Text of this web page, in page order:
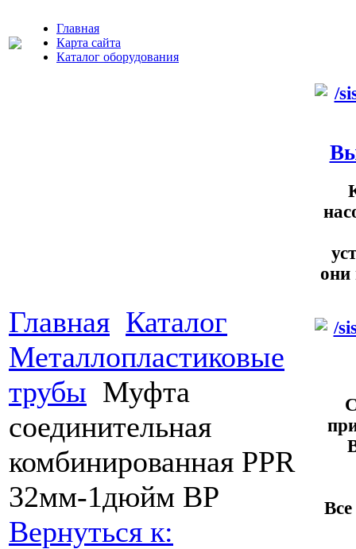
Главная
Карта сайта
Каталог оборудования
Главная Каталог
Металлопластиковые
трубы Муфта
соединительная
комбинированная PPR
32мм-1дюйм ВР
Вернуться к:
они